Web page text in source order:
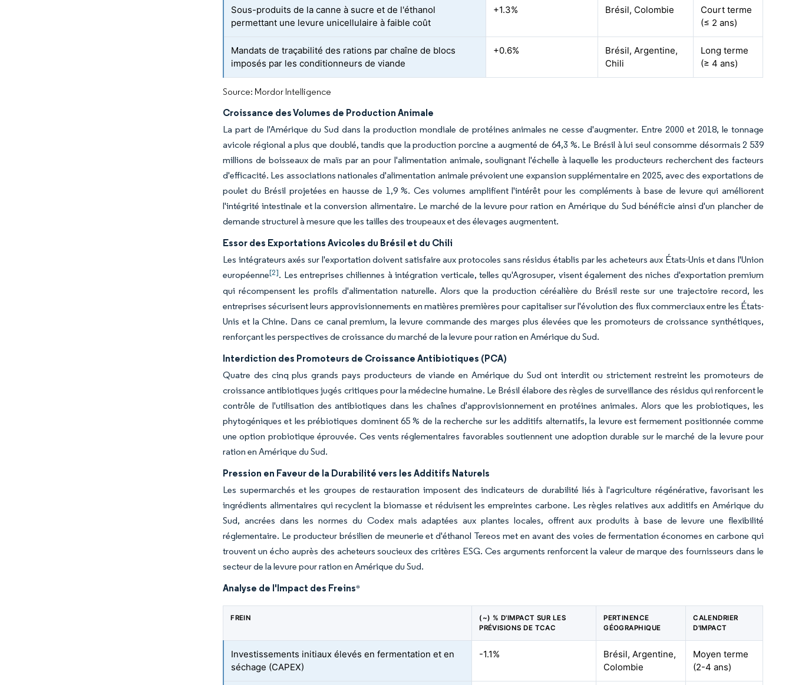
Sous-produits de la canne à sucre et de l'éthanol
permettant une levure unicellulaire à faible coût
+1.3% Brésil, Colombie
Court terme
(≤ 2 ans)
Mandats de traçabilité des rations par chaîne de blocs
imposés par les conditionneurs de viande
+0.6%
Brésil, Argentine,
Chili
Long terme
(≥ 4 ans)
Source: Mordor Intelligence
Croissance des Volumes de Production Animale
La part de l'Amérique du Sud dans la production mondiale de protéines animales ne cesse d'augmenter. Entre 2000 et 2018, le tonnage
avicole régional a plus que doublé, tandis que la production porcine a augmenté de 64,3 %. Le Brésil à lui seul consomme désormais 2 539
millions de boisseaux de maïs par an pour l'alimentation animale, soulignant l'échelle à laquelle les producteurs recherchent des facteurs
d'efficacité. Les associations nationales d'alimentation animale prévoient une expansion supplémentaire en 2025, avec des exportations de
poulet du Brésil projetées en hausse de 1,9 %. Ces volumes amplifient l'intérêt pour les compléments à base de levure qui améliorent
l'intégrité intestinale et la conversion alimentaire. Le marché de la levure pour ration en Amérique du Sud bénéficie ainsi d'un plancher de
demande structurel à mesure que les tailles des troupeaux et des élevages augmentent.
Essor des Exportations Avicoles du Brésil et du Chili
Les intégrateurs axés sur l'exportation doivent satisfaire aux protocoles sans résidus établis par les acheteurs aux États-Unis et dans l'Union
européenne[2]. Les entreprises chiliennes à intégration verticale, telles qu'Agrosuper, visent également des niches d'exportation premium
qui récompensent les profils d'alimentation naturelle. Alors que la production céréalière du Brésil reste sur une trajectoire record, les
entreprises sécurisent leurs approvisionnements en matières premières pour capitaliser sur l'évolution des flux commerciaux entre les États-
Unis et la Chine. Dans ce canal premium, la levure commande des marges plus élevées que les promoteurs de croissance synthétiques,
renforçant les perspectives de croissance du marché de la levure pour ration en Amérique du Sud.
Interdiction des Promoteurs de Croissance Antibiotiques (PCA)
Quatre des cinq plus grands pays producteurs de viande en Amérique du Sud ont interdit ou strictement restreint les promoteurs de
croissance antibiotiques jugés critiques pour la médecine humaine. Le Brésil élabore des règles de surveillance des résidus qui renforcent le
contrôle de l'utilisation des antibiotiques dans les chaînes d'approvisionnement en protéines animales. Alors que les probiotiques, les
phytogéniques et les prébiotiques dominent 65 % de la recherche sur les additifs alternatifs, la levure est fermement positionnée comme
une option probiotique éprouvée. Ces vents réglementaires favorables soutiennent une adoption durable sur le marché de la levure pour
ration en Amérique du Sud.
Pression en Faveur de la Durabilité vers les Additifs Naturels
Les supermarchés et les groupes de restauration imposent des indicateurs de durabilité liés à l'agriculture régénérative, favorisant les
ingrédients alimentaires qui recyclent la biomasse et réduisent les empreintes carbone. Les règles relatives aux additifs en Amérique du
Sud, ancrées dans les normes du Codex mais adaptées aux plantes locales, offrent aux produits à base de levure une flexibilité
réglementaire. Le producteur brésilien de meunerie et d'éthanol Tereos met en avant des voies de fermentation économes en carbone qui
trouvent un écho auprès des acheteurs soucieux des critères ESG. Ces arguments renforcent la valeur de marque des fournisseurs dans le
secteur de la levure pour ration en Amérique du Sud.
Analyse de l'Impact des Freins*
FREIN
(~) % D'IMPACT SUR LES
PRÉVISIONS DE TCAC
PERTINENCE
GÉOGRAPHIQUE
CALENDRIER
D'IMPACT
Investissements initiaux élevés en fermentation et en
séchage (CAPEX)
-1.1%
Brésil, Argentine,
Colombie
Moyen terme
(2-4 ans)